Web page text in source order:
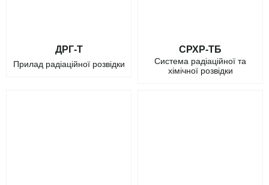
ДРГ-Т
Прилад радіаційної розвідки
СРХР-ТБ
Система радіаційної та
хімічної розвідки